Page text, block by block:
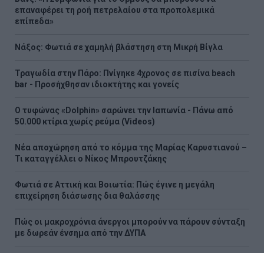
επαναφέρει τη ροή πετρελαίου στα προπολεμικά
επίπεδα»
Νάξος: Φωτιά σε χαμηλή βλάστηση στη Μικρή Βίγλα
Τραγωδία στην Πάρο: Πνίγηκε 4χρονος σε πισίνα beach
bar - Προσήχθησαν ιδιοκτήτης και γονείς
Ο τυφώνας «Dolphin» σαρώνει την Ιαπωνία - Πάνω από
50.000 κτίρια χωρίς ρεύμα (Videos)
Νέα αποχώρηση από το κόμμα της Μαρίας Καρυστιανού –
Τι καταγγέλλει ο Νίκος Μπρουτζάκης
Φωτιά σε Αττική και Βοιωτία: Πώς έγινε η μεγάλη
επιχείρηση διάσωσης δια θαλάσσης
Πώς οι μακροχρόνια άνεργοι μπορούν να πάρουν σύνταξη
με δωρεάν ένσημα από την ΔΥΠΑ